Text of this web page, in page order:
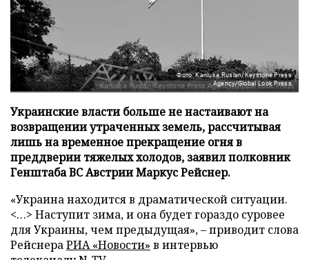
Фото: Kaniuka Ruslan/Keystone Press
Agency/Global Look Press
Украинские власти больше не настаивают на
возвращении утраченных земель, рассчитывая
лишь на временное прекращение огня в
преддверии тяжелых холодов, заявил полковник
Генштаба ВС Австрии Маркус Рейснер.
«Украина находится в драматической ситуации.
<…> Наступит зима, и она будет гораздо суровее
для Украины, чем предыдущая», – приводит слова
РейснераРИА «Новости» в интервью